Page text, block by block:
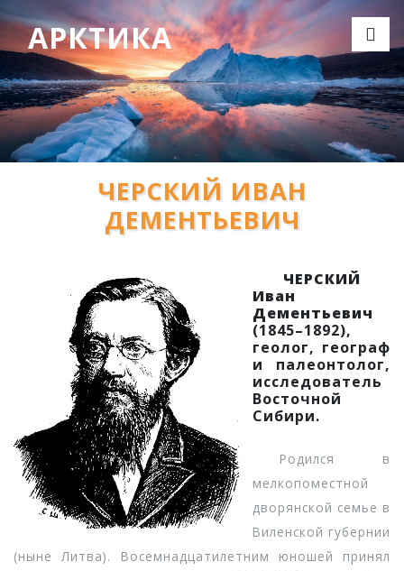
АРКТИКА
ЧЕРСКИЙ ИВАН
ДЕМЕНТЬЕВИЧ
ЧЕРСКИЙ
Иван
Дементьевич
(1845–1892),
геолог, географ
и палеонтолог,
исследователь
Восточной
Сибири.
Родился в
мелкопоместной
дворянской семье в
Виленской губернии
(ныне Литва). Восемнадцатилетним юношей принял